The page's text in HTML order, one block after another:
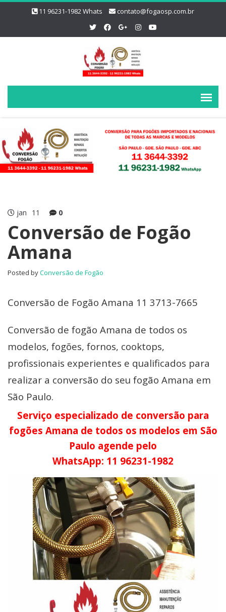
11 96231-1982 Whats contato@fogaosp.com.br
jan 11 0
Conversão de Fogão
Amana
Posted byConversão de Fogão
Conversão de Fogão Amana 11 3713-7665
Conversão de fogão Amana de todos os
modelos, fogões, fornos, cooktops,
profissionais experientes e qualificados para
realizar a conversão do seu fogão Amana em
São Paulo.
Serviço especializado de conversão para
fogões Amana de todos os modelos em São
Paulo agende pelo
WhatsApp: 11 96231-1982